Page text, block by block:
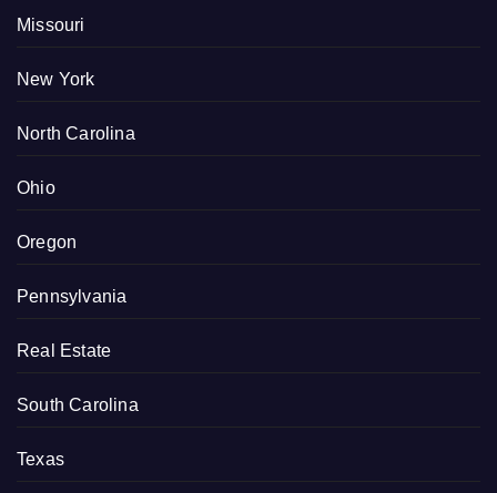
Missouri
New York
North Carolina
Ohio
Oregon
Pennsylvania
Real Estate
South Carolina
Texas